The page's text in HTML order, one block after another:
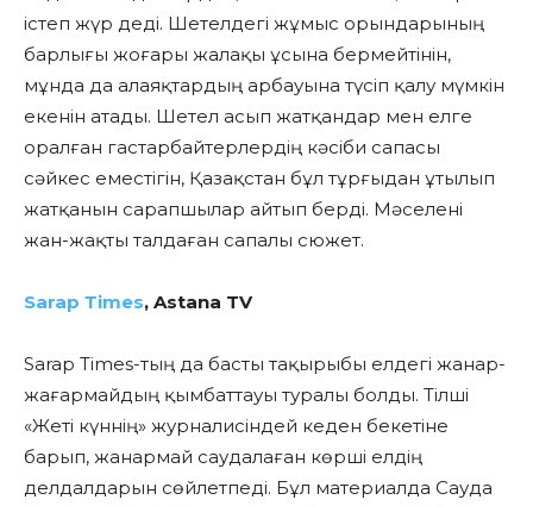
істеп жүр деді. Шетелдегі жұмыс орындарының
барлығы жоғары жалақы ұсына бермейтінін,
мұнда да алаяқтардың арбауына түсіп қалу мүмкін
екенін атады. Шетел асып жатқандар мен елге
оралған гастарбайтерлердің кәсіби сапасы
сәйкес еместігін, Қазақстан бұл тұрғыдан ұтылып
жатқанын сарапшылар айтып берді. Мәселені
жан-жақты талдаған сапалы сюжет.
Sarap Тimes, Astana TV
Sarap Тimes-тың да басты тақырыбы елдегі жанар-
жағармайдың қымбаттауы туралы болды. Тілші
«Жеті күннің» журналисіндей кеден бекетіне
барып, жанармай саудалаған көрші елдің
делдалдарын сөйлетпеді. Бұл материалда Сауда